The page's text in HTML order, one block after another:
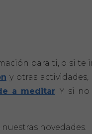
para ti, o si te
y otras actividades,
a meditar. Y si
novedades.